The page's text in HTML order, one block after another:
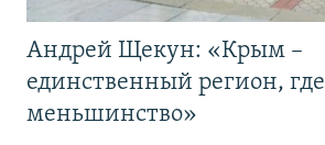
Андрей Щекун: «Крым –
единственный регион,
меньшинство»